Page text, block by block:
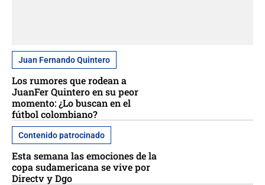
Juan Fernando Quintero
Los rumores que rodean a
JuanFer Quintero en su peor
momento: ¿Lo buscan en el
fútbol colombiano?
Contenido patrocinado
Esta semana las emociones de la
copa sudamericana se vive por
Directv y Dgo